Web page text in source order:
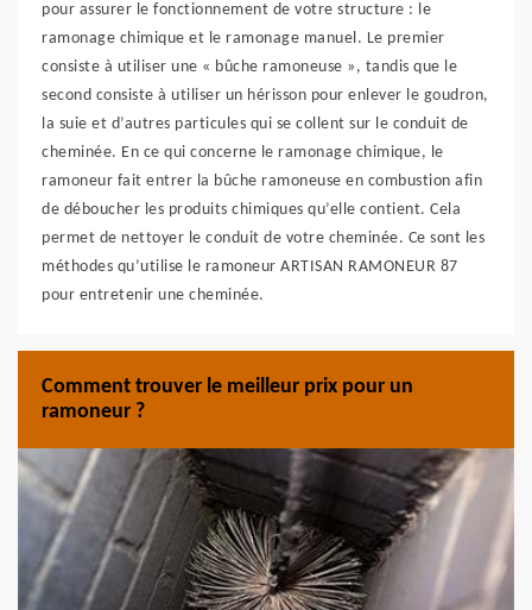
pour assurer le fonctionnement de votre structure : le
ramonage chimique et le ramonage manuel. Le premier
consiste à utiliser une « bûche ramoneuse », tandis que le
second consiste à utiliser un hérisson pour enlever le goudron,
la suie et d’autres particules qui se collent sur le conduit de
cheminée. En ce qui concerne le ramonage chimique, le
ramoneur fait entrer la bûche ramoneuse en combustion afin
de déboucher les produits chimiques qu’elle contient. Cela
permet de nettoyer le conduit de votre cheminée. Ce sont les
méthodes qu’utilise le ramoneur ARTISAN RAMONEUR 87
pour entretenir une cheminée.
Comment trouver le meilleur prix pour un
ramoneur ?